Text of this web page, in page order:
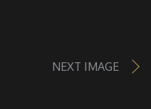
NEXT IMAGE